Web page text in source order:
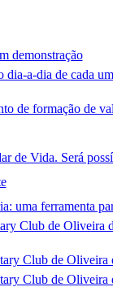
demonstração
a-dia de cada
de formação de
de Vida. Será
uma ferramenta
Club de Oliveira
Club de Oliveira
Club de Oliveira